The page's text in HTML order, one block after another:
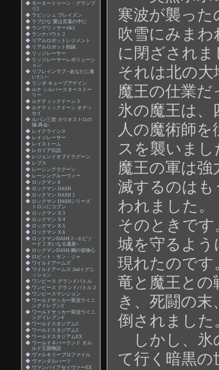
◆ モータートゥーン・グランプ
リ2
◆ ラビッシュ ブレイズン
◆ ラブひな 愛は言葉の中に
◆ ラングリッサー1&2
◆ ランナバウト 2
◆ リアルロボットレジメント
◆ リアルロボット戦線
◆ リッジレーサー
◆ リッジレーサーレボリューシ
ョン
◆ リフレインラブ ~あなたに逢
いたい~
◆ リンダ キューブアゲイン
◆ ルナ シルバースターストー
リー
◆ ルナティックドーン 3
◆ ルナティックドーン オデッ
セイ
◆ ルパン三世 カリオストロの
城-再会-
◆ レイクライシス
◆ レイジレーサー
◆ レイストーム
◆ レガイア伝説
◆ レジェンドオブドラグーン
◆ レブス
◆ レーシングラグーン
◆ レーシングルーヴィー
◆ ロックマン 8
◆ ロックマン DASH
◆ ロックマン DASH 2
◆ ロックマン DASHシリーズ
トロンにコブン
◆ ロックマン X 3
◆ ロックマン X 4
◆ ロックマン X 5
◆ ロックマン X 6
◆ ロックマンDASH 2 ~エピソ
ード 2 大いなる遺産~
◆ ロックマンDASH 鋼の冒険心
◆ ロビット・モン・ジャ
◆ ワイルドアームズ
◆ ワイルドアームズ 2ndイグニ
ッション
◆ ワンピース グランドバトル
◆ ワンピース グランドバトル 2
◆ ワンピースマンション
◆ ワールドサッカー実況ウイニ
ングイレブン3
◆ ワールドサッカー実況ウイニ
ングイレブン4
◆ ワールドスタジアム2
◆ ワールドスタジアム3
◆ ワールドスタジアムEX
◆ ワールドネバーランド オル
ルド王国物語
◆ ヴァルキリープロファイル
◆ ヴァンダルハーツ
◆ ヴァンパイアセイヴァーEX
寒波が襲った
吹雪にみま
に閉ざされま
それは北の
魔王の仕業
氷の魔王は、
人の魔術師
スを襲いまし
魔王の軍は
滅するのはも
われました。
そのときです
城を守るよう
現れたのです
竜と魔王との
き、死闘の
倒されました
しかし、氷
て行く暗黒の